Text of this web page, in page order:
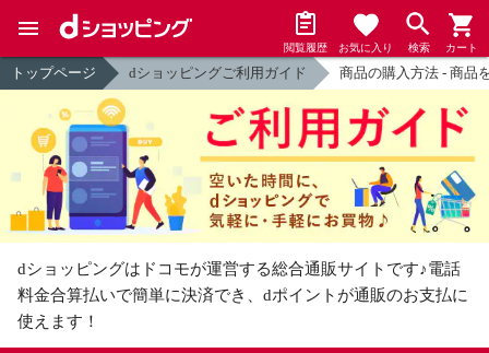
閲覧履歴 お気に入り 検索 カート
トップページ dショッピングご利用ガイド 商品の購入方法 - 商品
dショッピングはドコモが運営する総合通販サイトです♪電話
料金合算払いで簡単に決済でき、dポイントが通販のお支払に
使えます！